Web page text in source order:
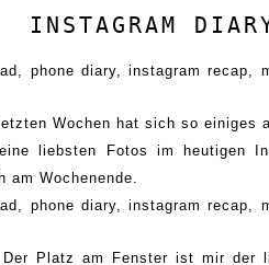
INSTAGRAM
Wochen hat sich so einiges
liebsten Fotos
im heutigen
Wochenende.
Platz am Fenster ist mir der